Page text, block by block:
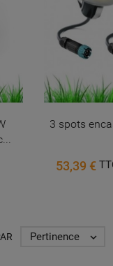
3 spots
53,39 €
Pertinence 
Créer